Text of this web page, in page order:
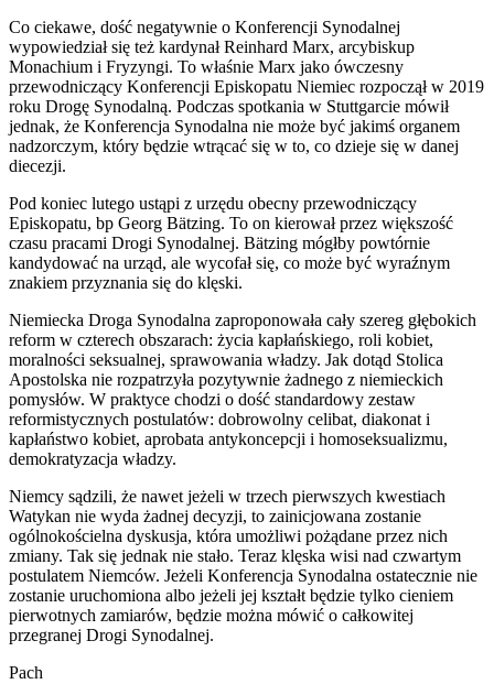
Co ciekawe, dość negatywnie o Konferencji Synodalnej
wypowiedział się też kardynał Reinhard Marx, arcybiskup
Monachium i Fryzyngi. To właśnie Marx jako ówczesny
przewodniczący Konferencji Episkopatu Niemiec rozpoczął w 2019
roku Drogę Synodalną. Podczas spotkania w Stuttgarcie mówił
jednak, że Konferencja Synodalna nie może być jakimś organem
nadzorczym, który będzie wtrącać się w to, co dzieje się w danej
diecezji.
Pod koniec lutego ustąpi z urzędu obecny przewodniczący
Episkopatu, bp Georg Bätzing. To on kierował przez większość
czasu pracami Drogi Synodalnej. Bätzing mógłby powtórnie
kandydować na urząd, ale wycofał się, co może być wyraźnym
znakiem przyznania się do klęski.
Niemiecka Droga Synodalna zaproponowała cały szereg głębokich
reform w czterech obszarach: życia kapłańskiego, roli kobiet,
moralności seksualnej, sprawowania władzy. Jak dotąd Stolica
Apostolska nie rozpatrzyła pozytywnie żadnego z niemieckich
pomysłów. W praktyce chodzi o dość standardowy zestaw
reformistycznych postulatów: dobrowolny celibat, diakonat i
kapłaństwo kobiet, aprobata antykoncepcji i homoseksualizmu,
demokratyzacja władzy.
Niemcy sądzili, że nawet jeżeli w trzech pierwszych kwestiach
Watykan nie wyda żadnej decyzji, to zainicjowana zostanie
ogólnokościelna dyskusja, która umożliwi pożądane przez nich
zmiany. Tak się jednak nie stało. Teraz klęska wisi nad czwartym
postulatem Niemców. Jeżeli Konferencja Synodalna ostatecznie nie
zostanie uruchomiona albo jeżeli jej kształt będzie tylko cieniem
pierwotnych zamiarów, będzie można mówić o całkowitej
przegranej Drogi Synodalnej.
Pach